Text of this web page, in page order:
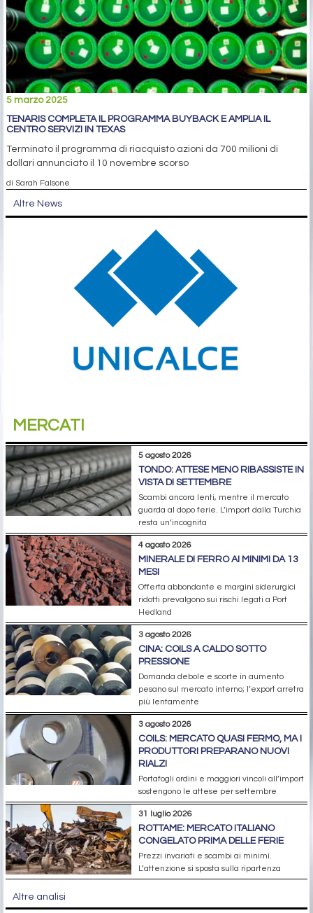
5 marzo 2025
TENARIS COMPLETA IL PROGRAMMA BUYBACK E AMPLIA IL
CENTRO SERVIZI IN TEXAS
Terminato il programma di riacquisto azioni da 700 milioni di
dollari annunciato il 10 novembre scorso
di Sarah Falsone
Altre News
MERCATI
5 agosto 2026
TONDO: ATTESE MENO RIBASSISTE IN
VISTA DI SETTEMBRE
Scambi ancora lenti, mentre il mercato
guarda al dopo ferie. L’import dalla Turchia
resta un’incognita
4 agosto 2026
MINERALE DI FERRO AI MINIMI DA 13
MESI
Offerta abbondante e margini siderurgici
ridotti prevalgono sui rischi legati a Port
Hedland
3 agosto 2026
CINA: COILS A CALDO SOTTO
PRESSIONE
Domanda debole e scorte in aumento
pesano sul mercato interno; l’export arretra
più lentamente
3 agosto 2026
COILS: MERCATO QUASI FERMO, MA I
PRODUTTORI PREPARANO NUOVI
RIALZI
Portafogli ordini e maggiori vincoli all’import
sostengono le attese per settembre
31 luglio 2026
ROTTAME: MERCATO ITALIANO
CONGELATO PRIMA DELLE FERIE
Prezzi invariati e scambi ai minimi.
L’attenzione si sposta sulla ripartenza
Altre analisi